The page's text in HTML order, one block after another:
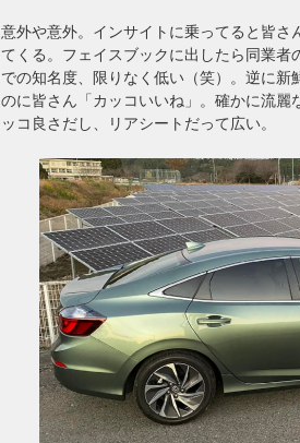
意外や意外。インサイトに乗ってると皆
てくる。フェイスブックに出したら同業
での知名度、限りなく低い（笑）。逆に
のに皆さん「カッコいいね」。確かに流麗
ッコ良さだし、リアシートだって広い。